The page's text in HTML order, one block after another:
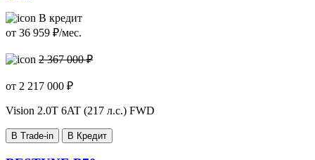
В кредит
от 36 959 ₽/мес.
2 367 000 ₽
от 2 217 000 ₽
Vision 2.0T 6AT (217 л.с.) FWD
В Trade-in В Кредит